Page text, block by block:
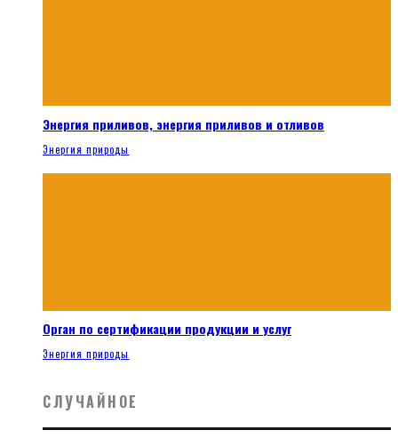
Энергия приливов, энергия приливов и отливов
Энергия природы
Орган по сертификации продукции и услуг
Энергия природы
СЛУЧАЙНОЕ